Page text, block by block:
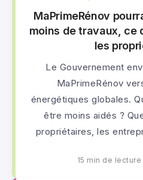
MaPrimeRénov
moins de travaux, ce
les
Le Gouvernement
MaPrimeRénov
énergétiques globales.
être moins aidés ?
propriétaires, les
15 min de lecture